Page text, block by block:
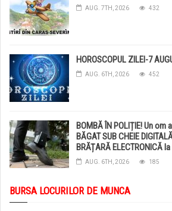
AUG. 7TH, 2026 432
HOROSCOPUL ZILEI-7
AUG. 6TH, 2026 452
BOMBĂ ÎN POLIȚIE! Un om
BĂGAT SUB CHEIE
BRĂȚARĂ ELECTRONICĂ
AUG. 6TH, 2026 185
BURSA LOCURILOR DE MUNCA